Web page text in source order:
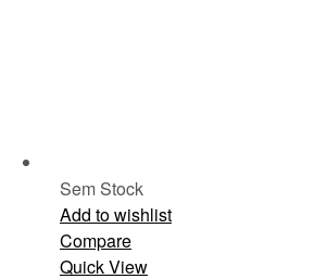
Sem Stock
Add to wishlist
Compare
Quick View